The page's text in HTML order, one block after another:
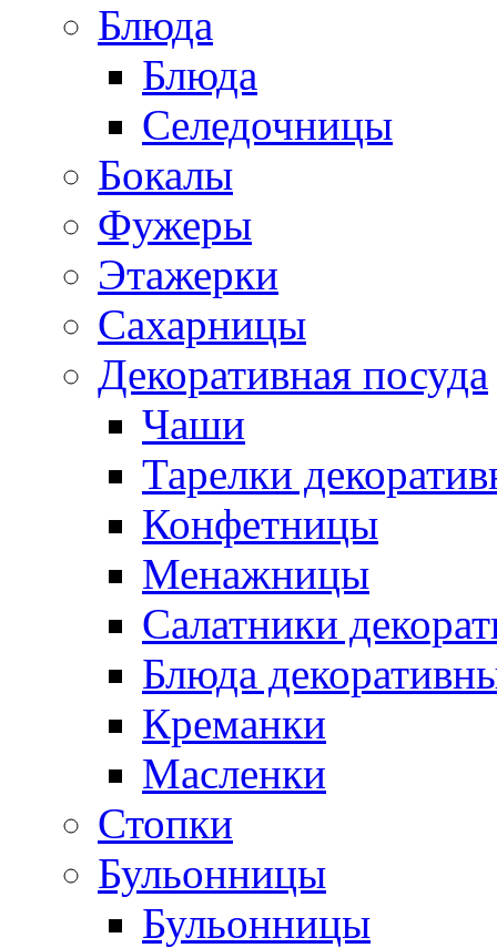
Блюда
Блюда
Селедочницы
Бокалы
Фужеры
Этажерки
Сахарницы
Декоративная посуда
Чаши
Тарелки
Конфетницы
Менажницы
Салатники
Блюда
Креманки
Масленки
Стопки
Бульонницы
Бульонницы